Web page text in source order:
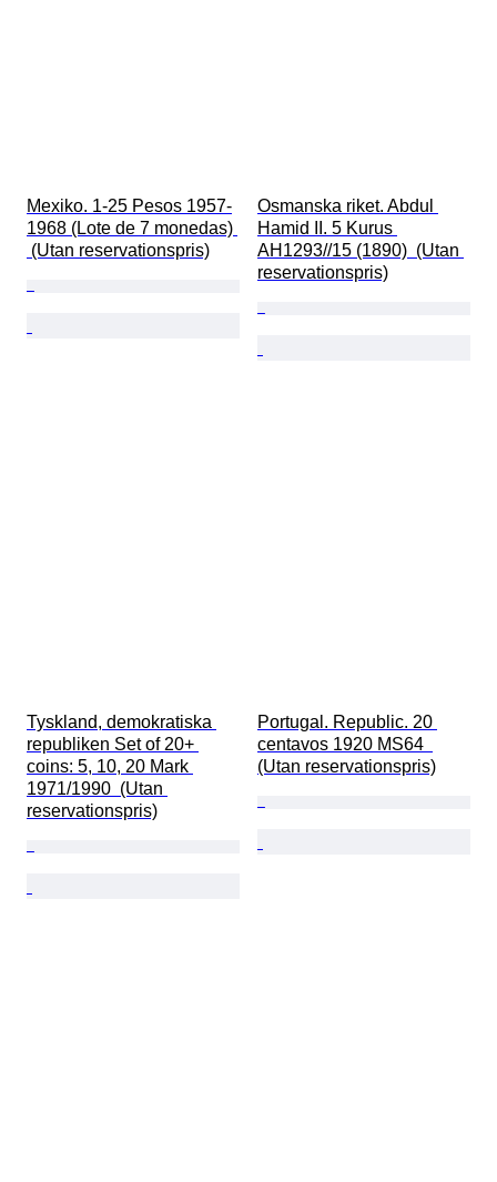
Mexiko. 1-25 Pesos 1957-
1968 (Lote de 7 monedas)
(Utan reservationspris)
Osmanska riket. Abdul
Hamid II. 5 Kurus
AH1293//15 (1890)  (Utan
reservationspris)
Tyskland, demokratiska
republiken Set of 20+
coins: 5, 10, 20 Mark
1971/1990  (Utan
reservationspris)
Portugal. Republic. 20
centavos 1920 MS64
(Utan reservationspris)